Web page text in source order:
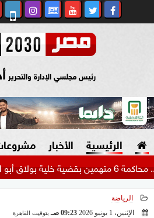
رئيس مجلسي الإدارة والتحرير
الرئيسية الأخبار
السياسة
الرياضة
الإثنين، 1 يونيو 2026
09:23 صـ بتوقيت القاهرة